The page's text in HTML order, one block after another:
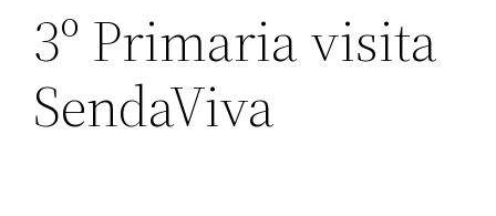
3º Primaria visita
SendaViva